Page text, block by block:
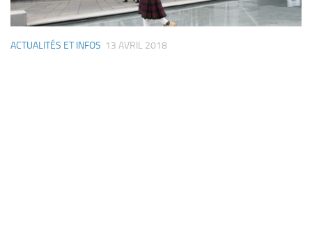
ACTUALITÉS ET INFOS 13 AVRIL 2018